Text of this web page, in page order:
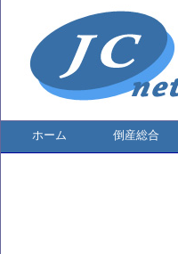
ホーム 倒産総合